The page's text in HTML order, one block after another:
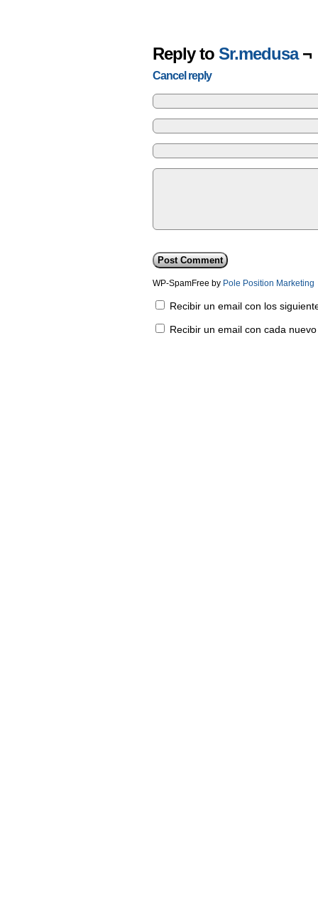
Reply to Sr.medusa¬
Cancel reply
WP-SpamFree by Pole Position Marketing
Recibir un email con los
Recibir un email con cada